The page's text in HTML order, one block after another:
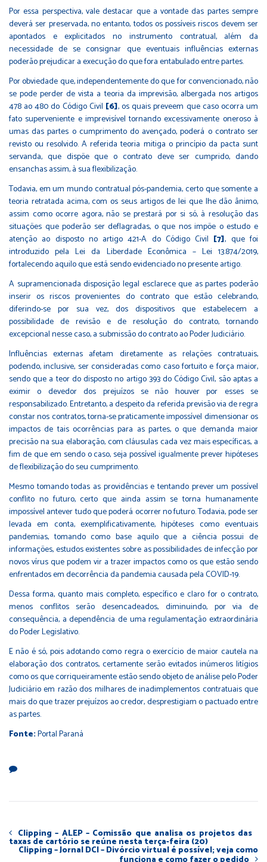
Por essa perspectiva, vale destacar que a vontade das partes sempre
deverá ser preservada, no entanto, todos os possíveis riscos devem ser
apontados e explicitados no instrumento contratual, além da
necessidade de se consignar que eventuais influências externas
poderão prejudicar a execução do que fora entabulado entre partes.
Por obviedade que, independentemente do que for convencionado, não
se pode perder de vista a teoria da imprevisão, albergada nos artigos
478 ao 480 do Código Civil [6], os quais preveem que caso ocorra um
fato superveniente e imprevisível tornando excessivamente oneroso à
umas das partes o cumprimento do avençado, poderá o contrato ser
revisto ou resolvido. A referida teoria mitiga o princípio da pacta sunt
servanda, que dispõe que o contrato deve ser cumprido, dando
ensanchas assim, à sua flexibilização.
Todavia, em um mundo contratual pós-pandemia, certo que somente a
teoria retratada acima, com os seus artigos de lei que lhe dão ânimo,
assim como ocorre agora, não se prestará por si só, à resolução das
situações que poderão ser deflagradas, o que nos impõe o estudo e
atenção ao disposto no artigo 421-A do Código Civil [7], que foi
introduzido pela Lei da Liberdade Econômica – Lei 13.874/2019,
fortalecendo aquilo que está sendo evidenciado no presente artigo.
A supramencionada disposição legal esclarece que as partes poderão
inserir os riscos provenientes do contrato que estão celebrando,
diferindo-se por sua vez, dos dispositivos que estabelecem a
possibilidade de revisão e de resolução do contrato, tornando
excepcional nesse caso, a submissão do contrato ao Poder Judiciário.
Influências externas afetam diretamente as relações contratuais,
podendo, inclusive, ser consideradas como caso fortuito e força maior,
sendo que a teor do disposto no artigo 393 do Código Civil, são aptas a
eximir o devedor dos prejuízos se não houver por esses se
responsabilizado. Entretanto, a despeito da referida previsão via de regra
constar nos contratos, torna-se praticamente impossível dimensionar os
impactos de tais ocorrências para as partes, o que demanda maior
precisão na sua elaboração, com cláusulas cada vez mais específicas, a
fim de que em sendo o caso, seja possível igualmente prever hipóteses
de flexibilização do seu cumprimento.
Mesmo tomando todas as providências e tentando prever um possível
conflito no futuro, certo que ainda assim se torna humanamente
impossível antever tudo que poderá ocorrer no futuro. Todavia, pode ser
levada em conta, exemplificativamente, hipóteses como eventuais
pandemias, tomando como base aquilo que a ciência possui de
informações, estudos existentes sobre as possibilidades de infecção por
novos vírus que podem vir a trazer impactos como os que estão sendo
enfrentados em decorrência da pandemia causada pela COVID-19.
Dessa forma, quanto mais completo, específico e claro for o contrato,
menos conflitos serão desencadeados, diminuindo, por via de
consequência, a dependência de uma regulamentação extraordinária
do Poder Legislativo.
E não é só, pois adotando como regra o exercício de maior cautela na
elaboração dos contratos, certamente serão evitados inúmeros litígios
como os que corriqueiramente estão sendo objeto de análise pelo Poder
Judiciário em razão dos milhares de inadimplementos contratuais que
mais do que trazer prejuízos ao credor, desprestigiam o pactuado entre
as partes.
Fonte:Portal Paraná
Clipping – ALEP – Comissão que analisa os projetos das
taxas de cartório se reúne nesta terça-feira (20)
Clipping – Jornal DCI – Divórcio virtual é possível; veja como